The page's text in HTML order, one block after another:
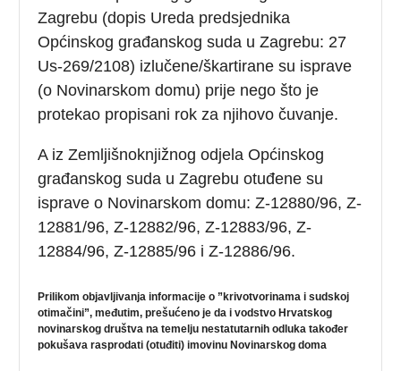
Zagrebu (dopis Ureda predsjednika
Općinskog građanskog suda u Zagrebu: 27
Us-269/2108) izlučene/škartirane su isprave
(o Novinarskom domu) prije nego što je
protekao propisani rok za njihovo čuvanje.
A iz Zemljišnoknjižnog odjela Općinskog
građanskog suda u Zagrebu otuđene su
isprave o Novinarskom domu: Z-12880/96, Z-
12881/96, Z-12882/96, Z-12883/96, Z-
12884/96, Z-12885/96 i Z-12886/96.
Prilikom objavljivanja informacije o ”krivotvorinama i sudskoj
otimačini”, međutim, prešućeno je da i vodstvo Hrvatskog
novinarskog društva na temelju nestatutarnih odluka također
pokušava rasprodati (otuđiti) imovinu Novinarskog doma